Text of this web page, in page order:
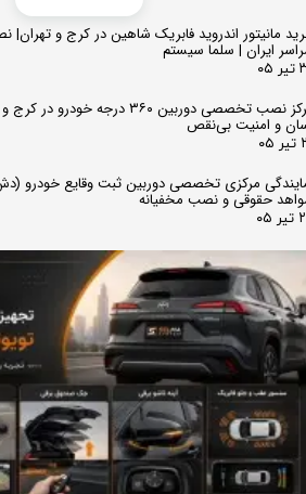
مانیتور اندروید فابریک شاهین در کرج و
ایران | سلما سیستم
مرکز نصب تخصصی دوربین ۳۶۰ درجه
و امنیت بی‌نقص
مرکزی تخصصی دوربین ثبت وقایع خودرو
حقوقی و نصب مخفیانه